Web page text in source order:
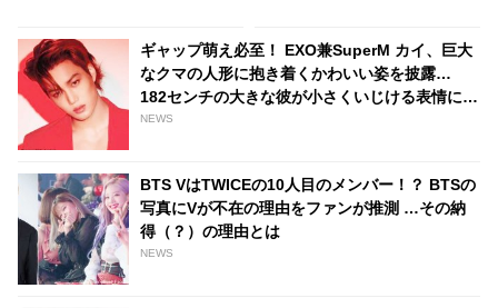
ズになれない」
ギャップ萌え必至！ EXO兼SuperM カイ、巨大
なクマの人形に抱き着くかわいい姿を披露…
182センチの大きな彼が小さくいじける表情にフ
ァンは大興奮
NEWS
BTS VはTWICEの10人目のメンバー！？ BTSの
写真にVが不在の理由をファンが推測 …その納
得（？）の理由とは
NEWS